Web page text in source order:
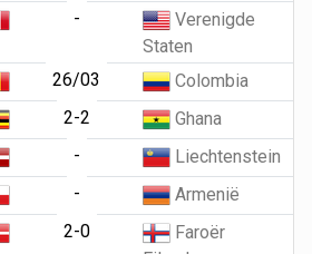
-
Verenigde
Staten
26/03
Colombia
2-2
Ghana
-
Liechtenstein
-
Armenië
2-0
Faroër